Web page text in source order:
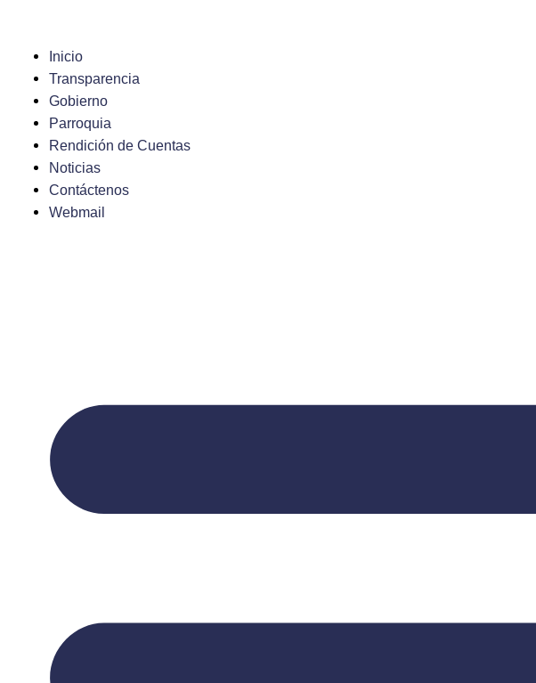
contenidoInicio
Transparencia
Gobierno
Parroquia
Rendición de Cuentas
Noticias
Contáctenos
Webmail